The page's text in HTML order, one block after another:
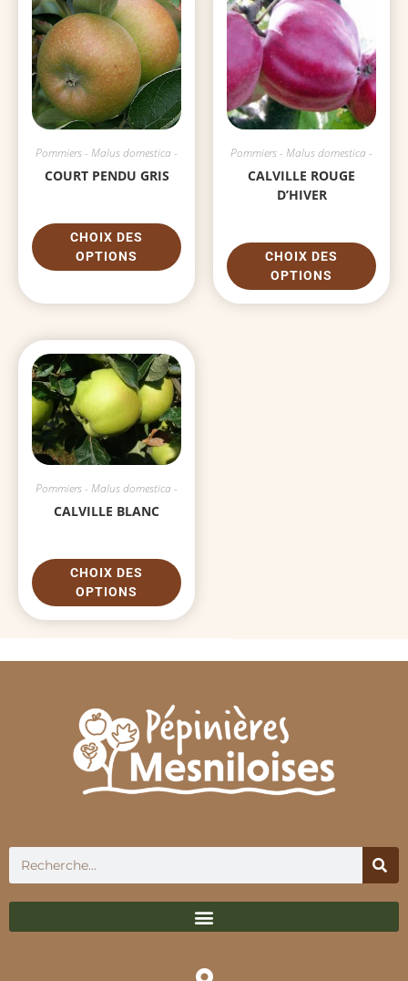
Pommiers - Malus domestica -
COURT PENDU GRIS
CHOIX DES
OPTIONS
Pommiers - Malus domestica -
CALVILLE ROUGE
D’HIVER
CHOIX DES
OPTIONS
Pommiers - Malus domestica -
CALVILLE BLANC
CHOIX DES
OPTIONS